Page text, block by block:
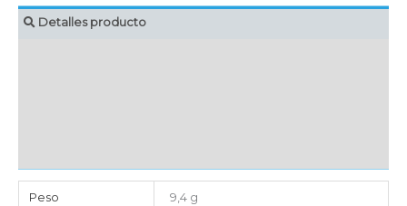
Detalles producto
Peso 9,4 g